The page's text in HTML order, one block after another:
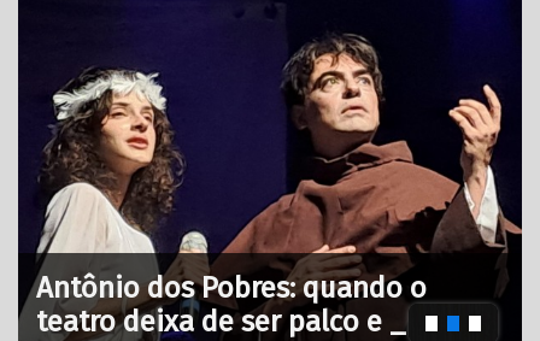
Antônio dos Pobres: quando o
teatro deixa de ser palco e _